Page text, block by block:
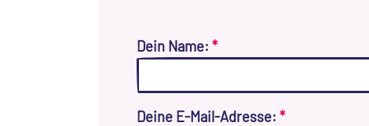
Dein Name: *
Deine E-Mail-Adresse: *